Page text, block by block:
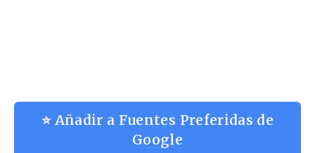
⭐ Añadir a Fuentes Preferidas de
Google